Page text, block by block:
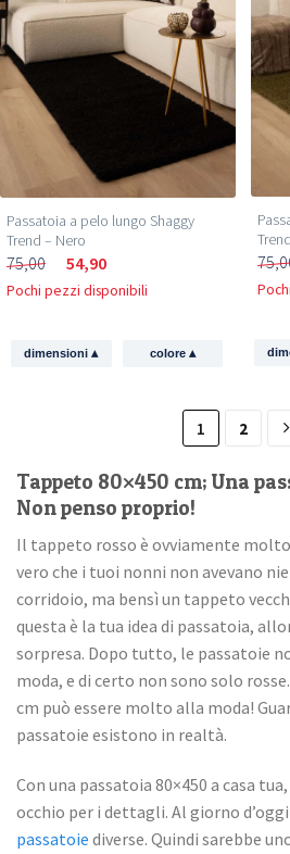
Passatoia a pelo lungo Shaggy
Trend – Nero
75,00 54,90
Pochi pezzi disponibili
dimensioni▴ colore ▴
1 2
Tappeto 80×450 cm; Una
Non penso proprio!
Il tappeto rosso è ovviamente
vero che i tuoi nonni non avevano
corridoio, ma bensì un tappeto
questa è la tua idea di passatoia,
sorpresa. Dopo tutto, le passatoie
moda, e di certo non sono solo
cm può essere molto alla moda!
passatoie esistono in realtà.
Con una passatoia 80×450 a casa
occhio per i dettagli. Al giorno
passatoie diverse. Quindi sarebbe